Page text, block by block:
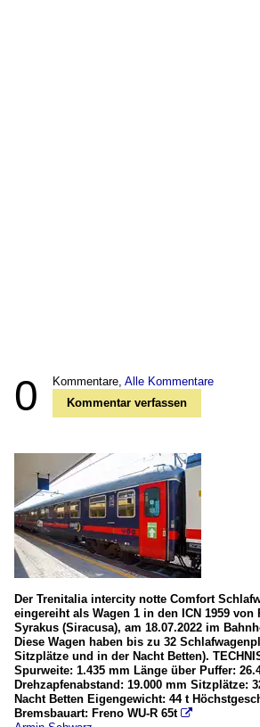
0 Kommentare, Alle Kommentare
Kommentar verfassen
Der Trenitalia intercity notte Comfort
eingereiht als Wagen 1 in den ICN 1959 von
Syrakus (Siracusa), am 18.07.2022 im
Diese Wagen haben bis zu 32
Sitzplätze und in der Nacht Betten).
Spurweite: 1.435 mm Länge über Puffer:
Drehzapfenabstand: 19.000 mm Sitzplätze:
Nacht Betten Eigengewicht: 44 t
Bremsbauart: Freno WU-R 65t 